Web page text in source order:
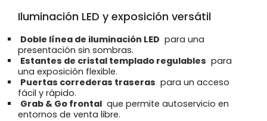
Iluminación LED y exposición versátil
Doble línea de iluminación LED para una
presentación sin sombras.
Estantes de cristal templado regulables para
una exposición flexible.
Puertas correderas traseras para un acceso
fácil y rápido.
Grab & Go frontal que permite autoservicio en
entornos de venta libre.